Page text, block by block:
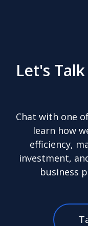
Odoo, você
permitindo
processos no
Let's
Chat with one
learn how
efficiency,
investment,
business